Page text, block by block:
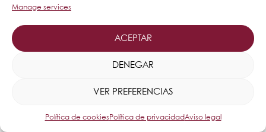
Manage services
ACEPTAR
DENEGAR
VER PREFERENCIAS
Política de cookiesPolítica de privacidadAviso legal